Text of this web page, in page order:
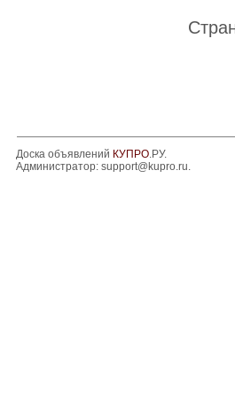
Доска объявлений КУПРО.РУ.
Администратор: support@kupro.ru.